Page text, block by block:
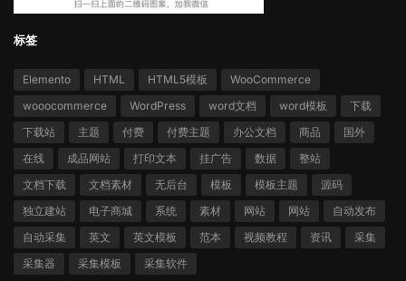
标签
Elemento HTML HTML5模板
WooCommerce
wooocommerce
WordPress word文档 word模板
下载
下载站
主题 付费 付费主题 办公文档 商品
国外
在线
成品网站 打印文本 挂广告 数据
整站
文档下载
文档素材 无后台 模板 模板主题
源码
独立建站
电子商城 系统 素材 网站 网站
自动发布
自动采集
英文 英文模板 范本 视频教程 资讯
采集
采集器
采集模板 采集软件